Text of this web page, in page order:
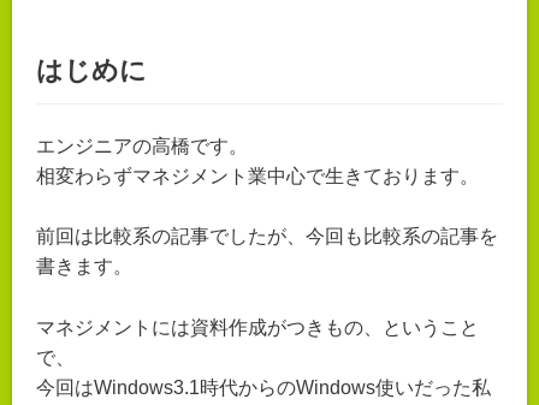
はじめに
エンジニアの高橋です。
相変わらずマネジメント業中心で生きております。
前回は比較系の記事でしたが、今回も比較系の記事を
書きます。
マネジメントには資料作成がつきもの、ということ
で、
今回はWindows3.1時代からのWindows使いだった私